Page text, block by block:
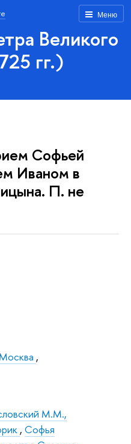
Меню
Великого
гг.)
Софьей
Иваном в
П. не
,
М.М.,
, Софья